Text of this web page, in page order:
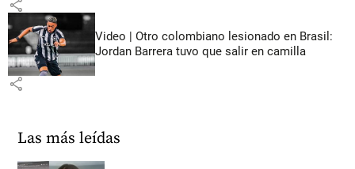
share
Video | Otro colombiano lesionado en Brasil:
Jordan Barrera tuvo que salir en camilla
share
Las más leídas